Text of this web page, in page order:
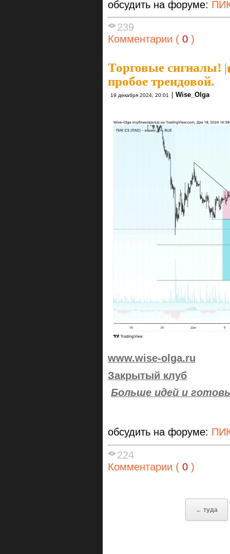
обсудить на форуме:
239
Комментарии ( 0 )
Торговые сигналы! |
пробое трендовой.
19 декабря 2024, 20:01 Wise_Olga
www.wise-olga.ru
Закрытый клуб
Больше идей и
обсудить на форуме:
224
Комментарии ( 0 )
← туда